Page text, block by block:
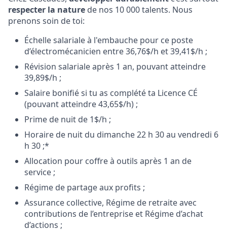
respecter la nature de nos 10 000 talents. Nous
prenons soin de toi:
Échelle salariale à l'embauche pour ce poste
d’électromécanicien entre 36,76$/h et 39,41$/h ;
Révision salariale après 1 an, pouvant atteindre
39,89$/h ;
Salaire bonifié si tu as complété ta Licence CÉ
(pouvant atteindre 43,65$/h) ;
Prime de nuit de 1$/h ;
Horaire de nuit du dimanche 22 h 30 au vendredi 6
h 30 ;*
Allocation pour coffre à outils après 1 an de
service ;
Régime de partage aux profits ;
Assurance collective, Régime de retraite avec
contributions de l’entreprise et Régime d’achat
d’actions ;